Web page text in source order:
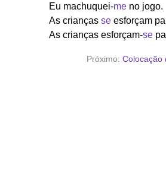
Eu machuquei-me no jogo.
As crianças se esforçam
As crianças esforçam-se
Próximo: Colocação